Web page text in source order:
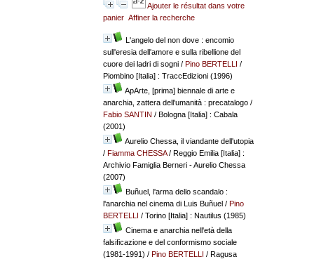
Ajouter le résultat dans votre
panier Affiner la recherche
L'angelo del non dove : encomio
sull'eresia dell'amore e sulla ribellione del
cuore dei ladri di sogni/ Pino BERTELLI /
Piombino [Italia] : TraccEdizioni (1996)
ApArte, [prima] biennale di arte e
anarchia, zattera dell'umanità : precatalogo/
Fabio SANTIN / Bologna [Italia] : Cabala
(2001)
Aurelio Chessa, il viandante dell'utopia
/ Fiamma CHESSA/ Reggio Emilia [Italia] :
Archivio Famiglia Berneri - Aurelio Chessa
(2007)
Buñuel, l'arma dello scandalo :
l'anarchia nel cinema di Luis Buñuel/ Pino
BERTELLI / Torino [Italia] : Nautilus (1985)
Cinema e anarchia nell'età della
falsificazione e del conformismo sociale
(1981-1991) / Pino BERTELLI / Ragusa